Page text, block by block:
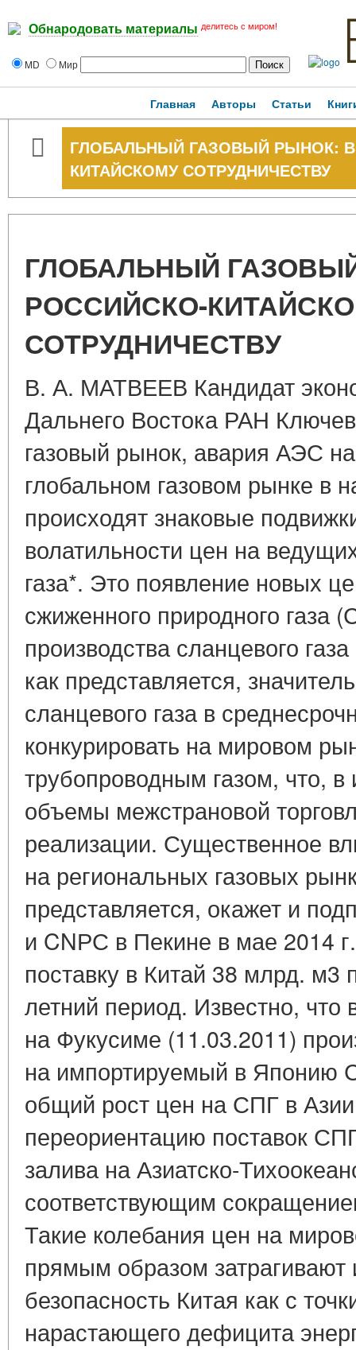
Обнародовать материалы делитесь с миром!
MD Мир
Главная Авторы Статьи
ГЛОБАЛЬНЫЙ ГАЗОВЫЙ РЫНОК:
КИТАЙСКОМУ СОТРУДНИЧЕСТВУ
ГЛОБАЛЬНЫЙ
РОССИЙСКО-
СОТРУДНИЧЕСТВУ
В. А. МАТВЕЕВ Кандидат
Дальнего Востока РАН
газовый рынок, авария АЭС
глобальном газовом рынке в
происходят знаковые
волатильности цен на
газа*. Это появление новых
сжиженного природного газа
производства сланцевого
как представляется,
сланцевого газа в
конкурировать на мировом
трубопроводным газом, что, в
объемы межстрановой
реализации. Существенное
на региональных газовых
представляется, окажет и
и CNРС в Пекине в мае 2014
поставку в Китай 38 млрд. м3
летний период. Известно,
на Фукусиме (11.03.2011)
на импортируемый в Японию
общий рост цен на СПГ в
переориентацию поставок
залива на Азиатско-
соответствующим
Такие колебания цен на
прямым образом затрагивают
безопасность Китая как с
нарастающего дефицита